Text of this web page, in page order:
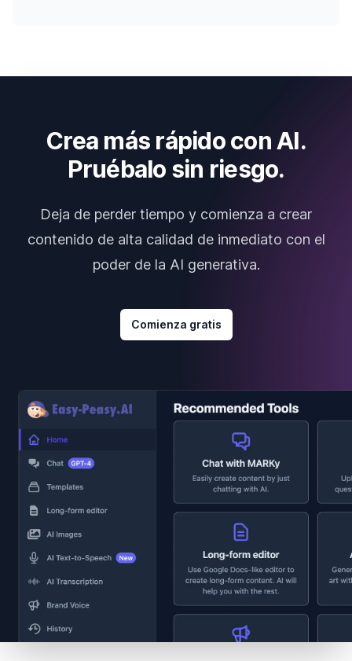
Crea más rápido con AI.
Pruébalo sin riesgo.
Deja de perder tiempo y comienza a crear
contenido de alta calidad de inmediato con el
poder de la AI generativa.
Comienza gratis